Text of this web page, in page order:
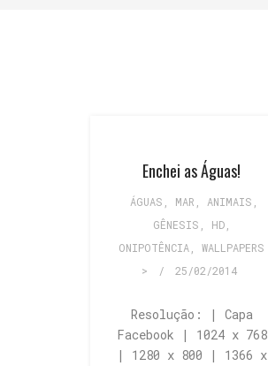
Enchei as Águas!
ÁGUAS, MAR ANIMAIS
GÊNESIS
HD,
ONIPOTÊNCIA ,WALLPAPERS
>
/ 25/02/2014
Resolução: | Capa
Facebook | 1024 x 768
| 1280 x 800 | 1366 x